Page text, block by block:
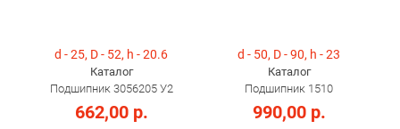
d - 25, D - 52, h - 20.6
Каталог
Подшипник 3056205 У2
662,00 р.
d - 50, D - 90, h - 23
Каталог
Подшипник 1510
990,00 р.